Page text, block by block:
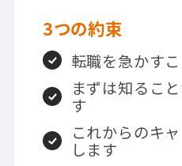
3つの約束
転職を急かす
まずは知るこ
す
これからのキ
します